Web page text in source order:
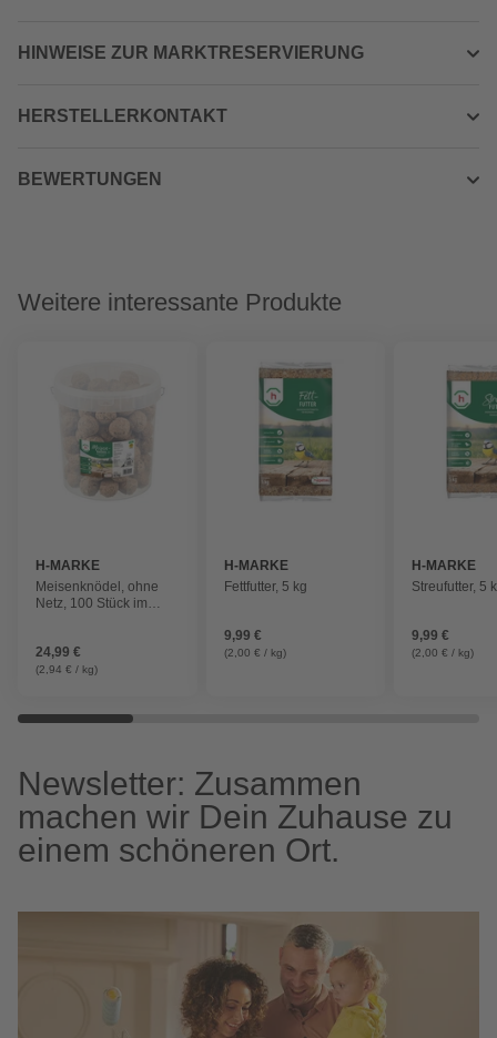
HINWEISE ZUR MARKTRESERVIERUNG
HERSTELLERKONTAKT
BEWERTUNGEN
Weitere interessante Produkte
H-MARKE
Meisenknödel, ohne
Netz, 100 Stück im
24,99 €
(2,94 € / kg)
H-MARKE
Fettfutter, 5 kg
9,99 €
(2,00 € / kg)
H-MARKE
Streufutter, 5
9,99 €
(2,00 € / kg)
Newsletter: Zusammen
machen wir Dein Zuhause zu
einem schöneren Ort.